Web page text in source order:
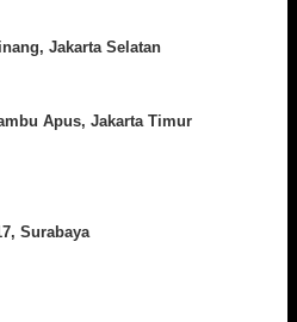
Jakarta Selatan
Apus, Jakarta Timur
Surabaya